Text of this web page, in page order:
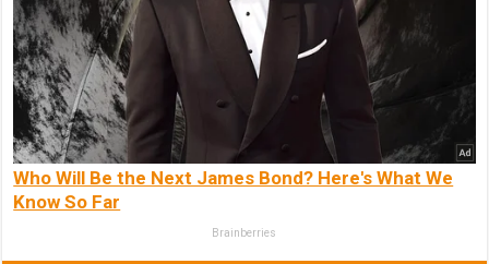
Who Will Be the Next James Bond? Here's What We
Know So Far
Brainberries